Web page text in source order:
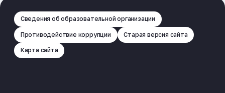
Сведения об образовательной организации
Противодействие коррупции Старая версия сайта
Карта сайта